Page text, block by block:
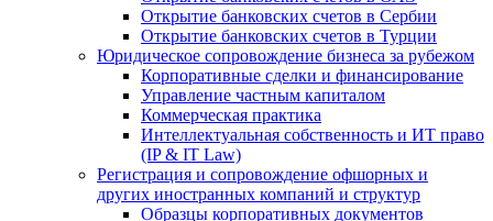
Открытие банковских счетов в Сербии
Открытие банковских счетов в Турции
Юридическое сопровождение бизнеса за рубежом
Корпоративные сделки и финансирование
Управление частным капиталом
Коммерческая практика
Интеллектуальная собственность и ИТ право
(IP & IT Law)
Регистрация и сопровождение офшорных и
других иностранных компаний и структур
Образцы корпоративных документов